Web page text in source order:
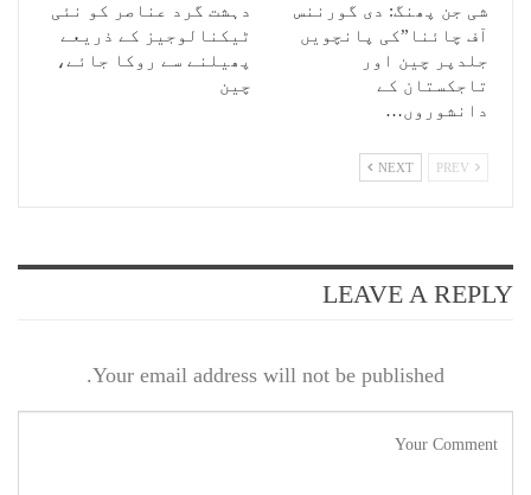
شی جن پھنگ: دی گورننس
آف چائنا”کی پانچویں
جلدپر چین اور
تاجکستان کے
دانشوروں…
دہشت گرد عناصر کو نئی
ٹیکنالوجیز کے ذریعے
پھیلنے سے روکا جائے،
چین
NEXT
LEAVE A REPLY
Your email address will not be published.